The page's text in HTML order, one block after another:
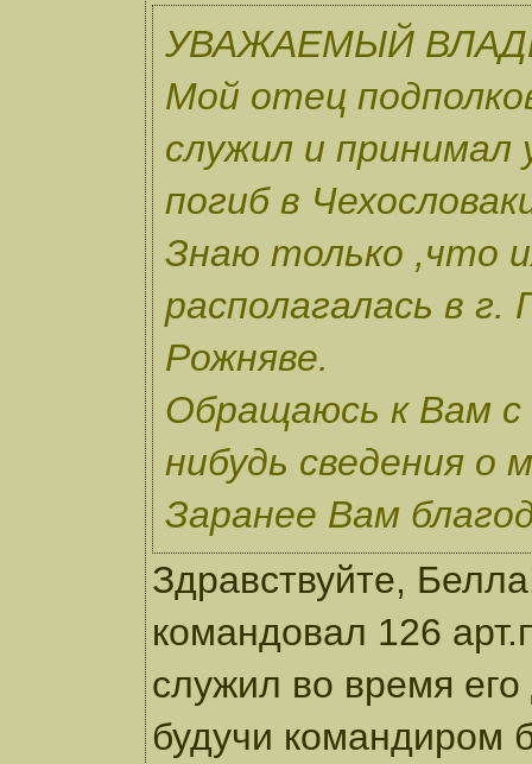
УВАЖАЕМЫЙ
Мой отец
служил и принимал
погиб в
Знаю только ,что
располагалась в г.
Рожняве.
Обращаюсь к Вам с
нибудь сведения о
Заранее Вам
Здравствуйте,
командовал 126
служил во время
будучи командиром